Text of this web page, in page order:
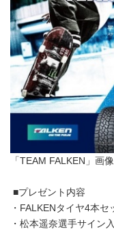
「TEAM FALKEN」画像
■プレゼント内容
・FALKENタイヤ4本
・松本遥奈選手サイン